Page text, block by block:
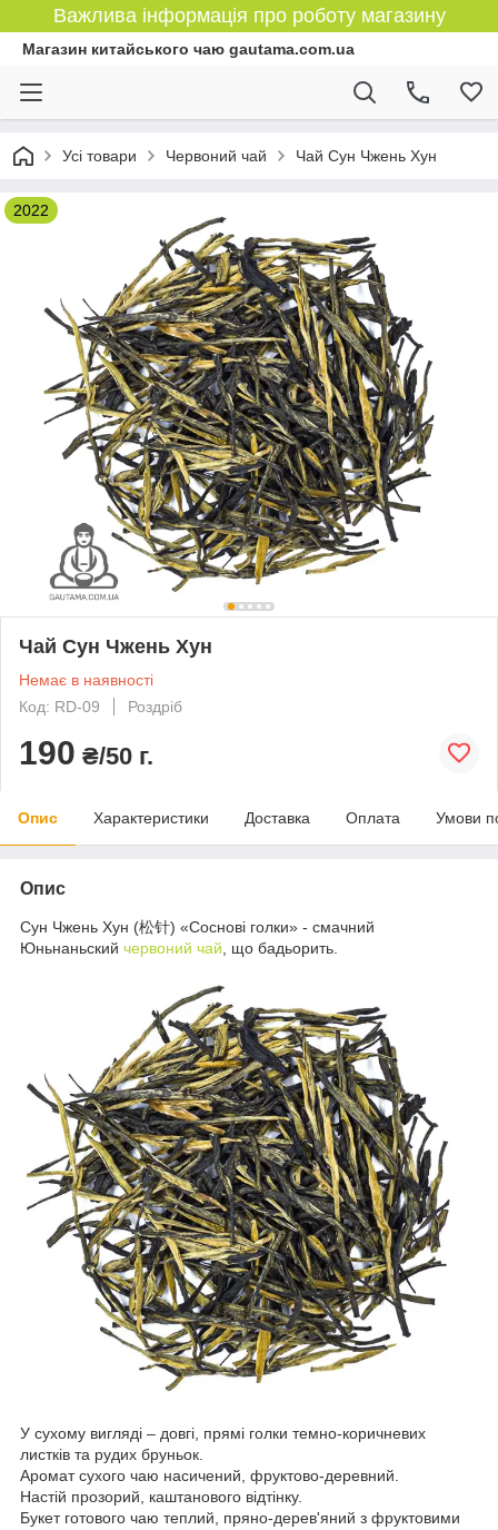
Важлива інформація про роботу магазину
Магазин китайського чаю gautama.com.ua
Усі товари Червоний чай Чай Сун Чжень Хун
2022
Чай Сун Чжень Хун
Немає в наявності
Код: RD-09
Роздріб
190 ₴/50 г.
Опис Характеристики Доставка Оплата Умови
Опис
Сун Чжень Хун (松针) «Соснові голки» - смачний
Юньнаньский червоний чай , що бадьорить.
У сухому вигляді – довгі, прямі голки темно-коричневих
листків та рудих бруньок.
Аромат сухого чаю насичений, фруктово-деревний.
Настій прозорий, каштанового відтінку.
Букет готового чаю теплий, пряно-дерев'яний з фруктовими